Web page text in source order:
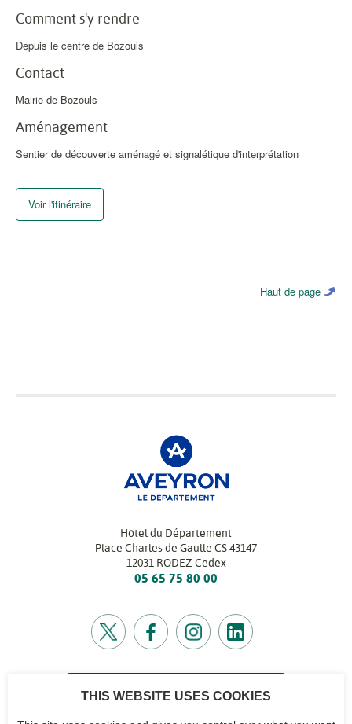
Comment s'y rendre
Depuis le centre de Bozouls
Contact
Mairie de Bozouls
Aménagement
Sentier de découverte aménagé et signalétique d'interprétation
Voir l'itinéraire
Haut de page
Hôtel du Département
Place Charles de Gaulle CS 43147
12031 RODEZ Cedex
05 65 75 80 00
CONTACTEZ-NOUS
THIS WEBSITE USES COOKIES